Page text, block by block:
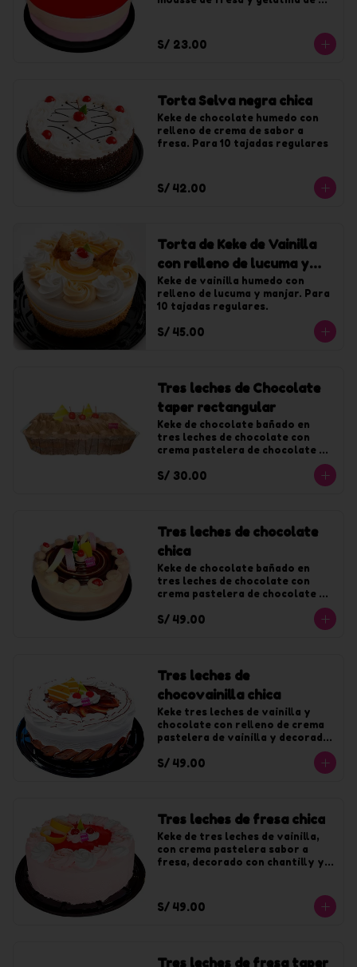
S/ 23.00
Torta Selva negra chica
Keke de chocolate humedo con
relleno de crema de sabor a
fresa. Para 10 tajadas regulares
S/ 42.00
Torta de Keke de Vainilla
con relleno de lucuma y
manjar chica
Keke de vainilla humedo con
relleno de lucuma y manjar. Para
10 tajadas regulares.
S/ 45.00
Tres leches de Chocolate
taper rectangular
Keke de chocolate bañado en
tres leches de chocolate con
crema pastelera de chocolate y
chocolate.
S/ 30.00
Tres leches de chocolate
chica
Keke de chocolate bañado en
tres leches de chocolate con
crema pastelera de chocolate y
chocolate. Para 10 tajadas
S/ 49.00
Tres leches de
chocovainilla chica
Keke tres leches de vainilla y
chocolate con relleno de crema
pastelera de vainilla y decorado
Para 10 tajadas
S/ 49.00
Tres leches de fresa chica
Keke de tres leches de vainilla,
con crema pastelera sabor a
fresa, decorado con chantilly y
S/ 49.00
Tres leches de fresa taper